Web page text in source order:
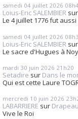
samedi 04 juillet 2026
Loius-Eric SALEMBIER sur
Le 4 juillet 1776 fut
samedi 04 juillet 2026
Loius-Eric SALEMBIER sur
Le sacre d'Hugues à
mardi 30 juin 2026 21h20
Setadire sur Dans le
Qui est cette Laure
mercredi 10 juin 2026
LABARRIERE sur
Vive le Roi